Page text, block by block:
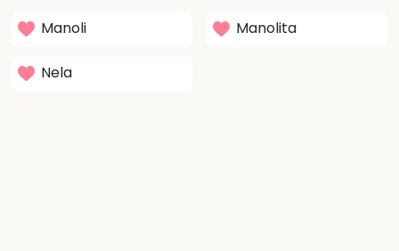
Manoli Manolita
Nela